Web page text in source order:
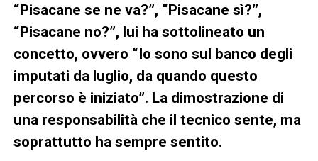
“Pisacane se ne va?”, “Pisacane sì?”,
“Pisacane no?”, lui ha sottolineato un
concetto, ovvero “Io sono sul banco degli
imputati da luglio, da quando questo
percorso è iniziato”. La dimostrazione di
una responsabilità che il tecnico sente, ma
soprattutto ha sempre sentito.